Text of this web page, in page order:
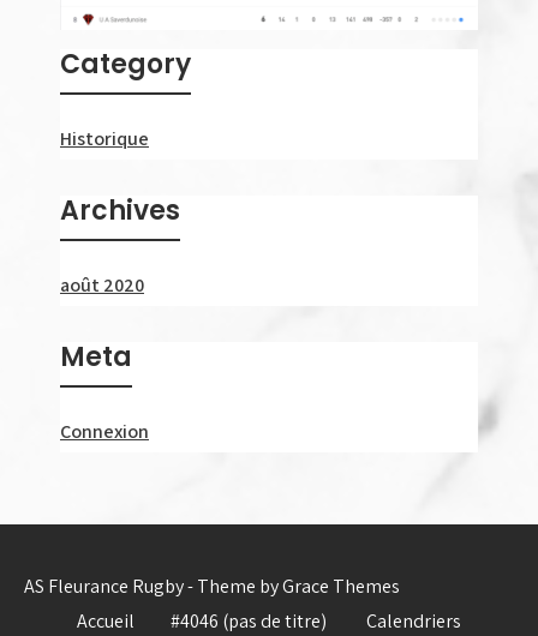
Category
Historique
Archives
août 2020
Meta
Connexion
AS Fleurance Rugby - Theme by Grace Themes
Accueil
#4046 (pas de titre)
Calendriers